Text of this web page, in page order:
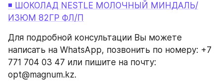
◾ ШОКОЛАД NESTLE МОЛОЧНЫЙ МИНДАЛЬ/
ИЗЮМ 82ГР ФЛ/П
Для подробной консультации Вы можете
написать на WhatsApp, позвонить по номеру: +7
771 704 03 47 или пишите на почту:
opt@magnum.kz.